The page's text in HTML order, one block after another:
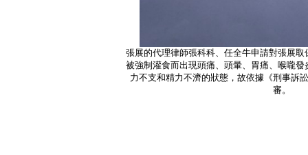
張展的代理律師張科科、任全牛申請對張展
被強制灌食而出現頭痛、頭暈、胃痛、喉嚨
力不支和精力不濟的狀態，故依據《刑事訴
審。